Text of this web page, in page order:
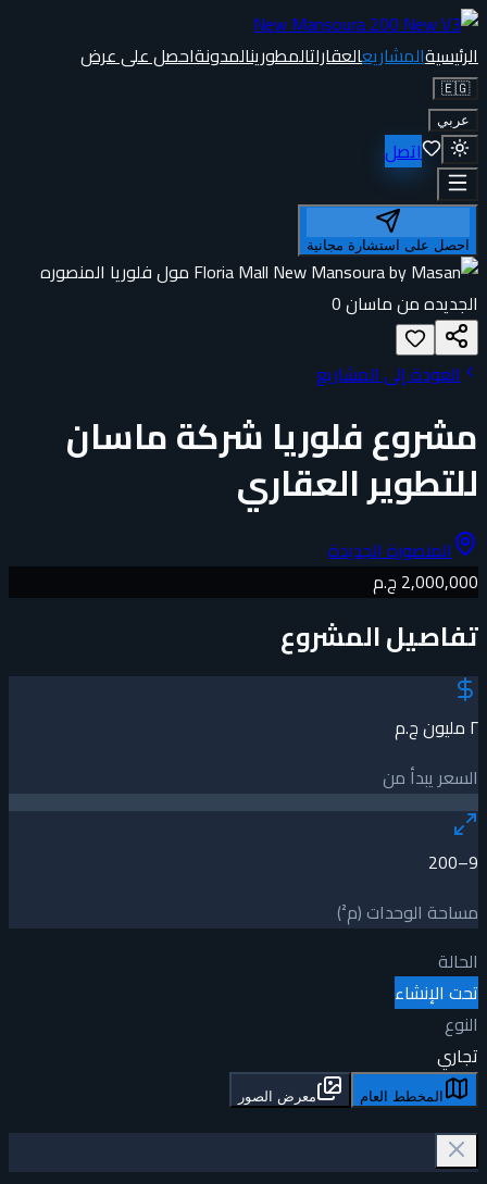
الرئيسيةالمشاريعالعقاراتالمطورينالمدونةاحصل على عرض
🇪🇬
عربي
اتصل
احصل على استشارة مجانية
العودة إلى المشاريع
مشروع فلوريا شركة ماسان
للتطوير العقاري
المنصورة الجديدة
2,000,000 ج.م
تفاصيل المشروع
٢ مليون ج.م
السعر يبدأ من
9–200
مساحة الوحدات (م²)
الحالة
تحت الإنشاء
النوع
تجاري
المخطط العام معرض الصور